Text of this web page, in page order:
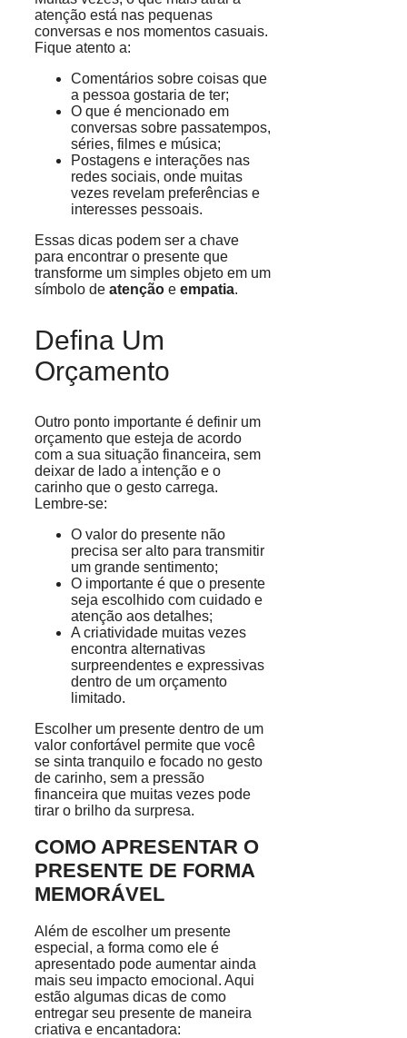
atenção está nas pequenas
conversas e nos momentos casuais.
Fique atento a:
Comentários sobre coisas que
a pessoa gostaria de ter;
O que é mencionado em
conversas sobre passatempos,
séries, filmes e música;
Postagens e interações nas
redes sociais, onde muitas
vezes revelam preferências e
interesses pessoais.
Essas dicas podem ser a chave
para encontrar o presente que
transforme um simples objeto em um
símbolo de atenção e empatia.
Defina Um
Orçamento
Outro ponto importante é definir um
orçamento que esteja de acordo
com a sua situação financeira, sem
deixar de lado a intenção e o
carinho que o gesto carrega.
Lembre-se:
O valor do presente não
precisa ser alto para transmitir
um grande sentimento;
O importante é que o presente
seja escolhido com cuidado e
atenção aos detalhes;
A criatividade muitas vezes
encontra alternativas
surpreendentes e expressivas
dentro de um orçamento
limitado.
Escolher um presente dentro de um
valor confortável permite que você
se sinta tranquilo e focado no gesto
de carinho, sem a pressão
financeira que muitas vezes pode
tirar o brilho da surpresa.
COMO APRESENTAR O
PRESENTE DE FORMA
MEMORÁVEL
Além de escolher um presente
especial, a forma como ele é
apresentado pode aumentar ainda
mais seu impacto emocional. Aqui
estão algumas dicas de como
entregar seu presente de maneira
criativa e encantadora: